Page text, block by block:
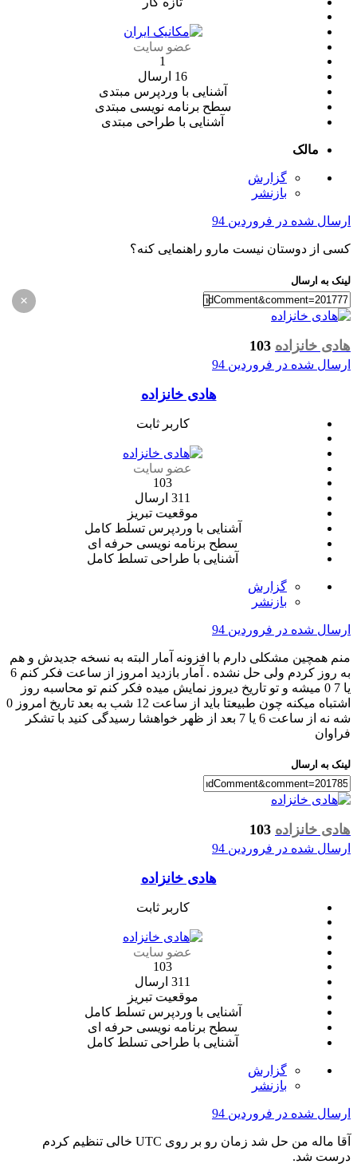
×
عضو سایت
1
16 ارسال
آشنایی با وردپرس مبتدی
سطح برنامه نویسی مبتدی
آشنایی با طراحی مبتدی
مالک
گزارش
بازنشر
ارسال شده در فروردین 94
کسی از دوستان نیست مارو راهنمایی کنه؟
لینک به ارسال
هادی خانزاده 103
ارسال شده در فروردین 94
هادی خانزاده
کاربر ثابت
عضو سایت
103
311 ارسال
موقعیتتبریز
آشنایی با وردپرستسلط کامل
سطح برنامه نویسی حرفه ای
آشنایی با طراحی تسلط کامل
گزارش
بازنشر
ارسال شده در فروردین 94
منم همچین مشکلی دارم با افزونه آمار البته به نسخه جدیدش و هم
به روز کردم ولی حل نشده . آمار بازدید امروز از ساعت فکر کنم 6
یا 7 0 میشه و تو تاریخ دیروز نمایش میده فکر کنم تو محاسبه روز
اشتباه میکنه چون طبیعتا باید از ساعت 12 شب به بعد تاریخ امروز 0
شه نه از ساعت 6 یا 7 بعد از ظهر خواهشا رسیدگی کنید با تشکر
فراوان
لینک به ارسال
هادی خانزاده 103
ارسال شده در فروردین 94
هادی خانزاده
کاربر ثابت
عضو سایت
103
311 ارسال
موقعیتتبریز
آشنایی با وردپرستسلط کامل
سطح برنامه نویسی حرفه ای
آشنایی با طراحی تسلط کامل
گزارش
بازنشر
ارسال شده در فروردین 94
آقا ماله من حل شد زمان رو بر روی UTC خالی تنظیم کردم
درست شد.